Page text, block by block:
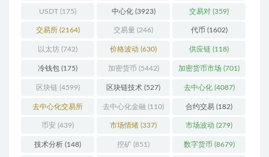
USDT (175) 中心化(3923) 交易对 (359)
交易所(2164) 交易量 (246) 代币 (1602)
以太坊 (742) 价格波动 (630) 供应链 (118)
冷钱包 (175) 加密货币 (5442) 加密货币市场 (701)
区块链(4599) 区块链技术 (527) 去中心化(4087)
去中心化交易所
(196)
去中心化金融 (110) 合约交易 (182)
币安 (439) 市场情绪 (337) 市场波动 (279)
技术分析 (148) 挖矿 (851) 数字货币 (8679)